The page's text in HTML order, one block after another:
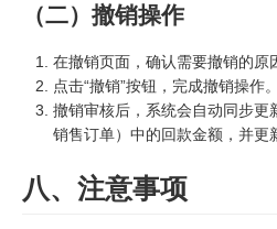
（二）撤销操作
在撤销页面，确认需要撤销的原
点击“撤销”按钮，完成撤销操作。
撤销审核后，系统会自动同步更
销售订单）中的回款金额，并更
八、注意事项